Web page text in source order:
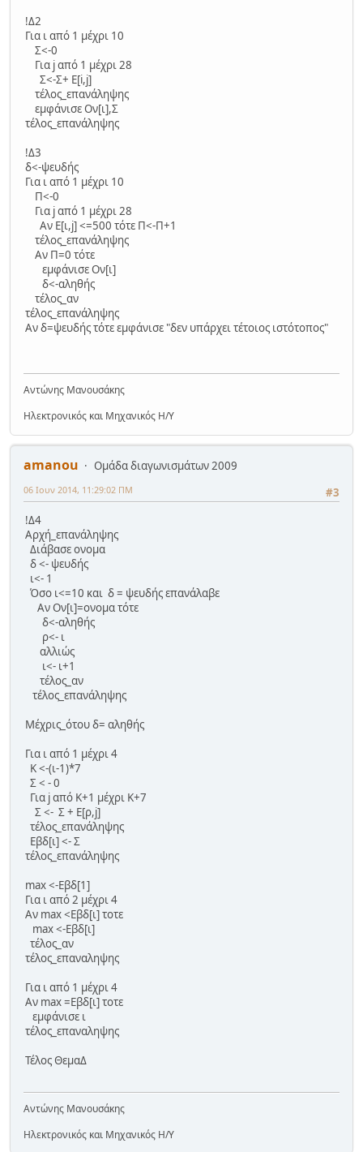
!Δ2
Για ι από 1 μέχρι 10
Σ<-0
Για j από 1 μέχρι 28
Σ<-Σ+ Ε[i,j]
τέλος_επανάληψης
εμφάνισε Ον[ι],Σ
τέλος_επανάληψης
!Δ3
δ<-ψευδής
Για ι από 1 μέχρι 10
Π<-0
Για j από 1 μέχρι 28
Αν Ε[ι,j] <=500 τότε Π<-Π+1
τέλος_επανάληψης
Αν Π=0 τότε
εμφάνισε Ον[ι]
δ<-αληθής
τέλος_αν
τέλος_επανάληψης
Αν δ=ψευδής τότε εμφάνισε "δεν υπάρχει τέτοιος ιστότοπος"
Αντώνης Μανουσάκης
Ηλεκτρονικός και Μηχανικός Η/Υ
amanou
Ομάδα διαγωνισμάτων 2009
#3
06 Ιουν 2014, 11:29:02 ΠΜ
!Δ4
Αρχή_επανάληψης
Διάβασε ονομα
δ <- ψευδής
ι<- 1
Όσο ι<=10 και δ = ψευδής επανάλαβε
Αν Ον[ι]=ονομα τότε
δ<-αληθής
ρ<- ι
αλλιώς
ι<- ι+1
τέλος_αν
τέλος_επανάληψης
Μέχρις_ότου δ= αληθής
Για ι από 1 μέχρι 4
Κ <-(ι-1)*7
Σ < - 0
Για j από Κ+1 μέχρι Κ+7
Σ <- Σ + Ε[ρ,j]
τέλος_επανάληψης
Εβδ[ι] <- Σ
τέλος_επανάληψης
max <-Εβδ[1]
Για ι από 2 μέχρι 4
Αν max <Εβδ[ι] τοτε
max <-Εβδ[ι]
τέλος_αν
τέλος_επαναληψης
Για ι από 1 μέχρι 4
Αν max =Εβδ[ι] τοτε
εμφάνισε ι
τέλος_επαναληψης
Τέλος ΘεμαΔ
Αντώνης Μανουσάκης
Ηλεκτρονικός και Μηχανικός Η/Υ